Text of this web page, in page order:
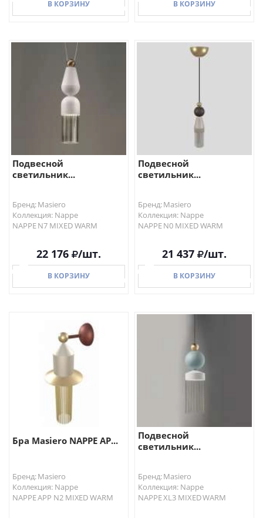
В КОРЗИНУ
В КОРЗИНУ
В КОРЗИНУ
Подвесной
светильник...
Бренд: Masiero
Коллекция: Nappe
NAPPE N7 MIXED WARM
22 176 /шт.
В КОРЗИНУ
В КОРЗИНУ
Подвесной
светильник...
Бренд: Masiero
Коллекция: Nappe
NAPPE N0 MIXED WARM
21 437 /шт.
В КОРЗИНУ
Бра Masiero NAPPE AP...
Бренд: Masiero
Коллекция: Nappe
NAPPE APP N2 MIXED WARM
Подвесной
светильник...
Бренд: Masiero
Коллекция: Nappe
NAPPE XL3 MIXED WARM